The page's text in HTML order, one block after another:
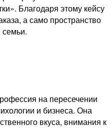
Благодаря этому кейсу
а само пространство
на пересечении
и бизнеса. Она
вкуса, внимания к